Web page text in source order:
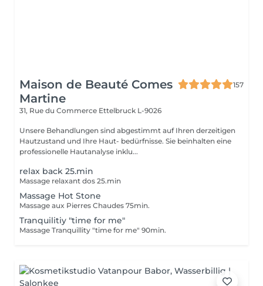
Maison de Beauté Comes
Martine
157
31, Rue du Commerce Ettelbruck L-9026
Unsere Behandlungen sind abgestimmt auf Ihren derzeitigen
Hautzustand und Ihre Haut- bedürfnisse. Sie beinhalten eine
professionelle Hautanalyse inklu...
relax back 25.min
Massage relaxant dos 25.min
Massage Hot Stone
Massage aux Pierres Chaudes 75min.
Tranquilitiy "time for me"
Massage Tranquillity "time for me" 90min.